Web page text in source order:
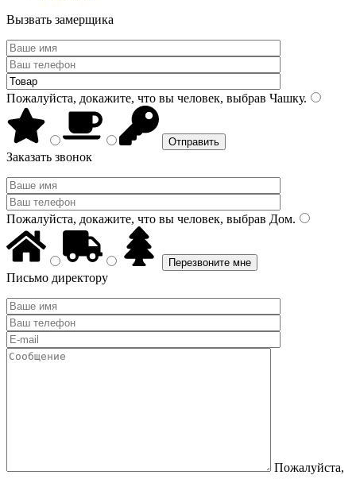
Вызвать замерщика
Пожалуйста, докажите, что вы человек, выбрав Чашку.
Заказать звонок
Пожалуйста, докажите, что вы человек, выбрав Дом.
Письмо директору
Пожалуйста,